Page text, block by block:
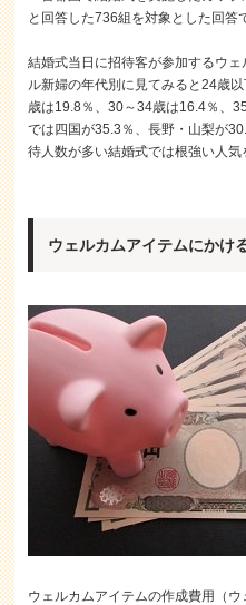
と回答した736組を対象とした回答
結婚式当日に招待客が参加するウ
ル新婦の年代別に見てみると24歳
歳は19.8％、30～34歳は16.4％、
では四国が35.3％、長野・山梨が
待人数が多い結婚式では根強い人気
ウェルカムアイテムにかけ
ウェルカムアイテムの作成費用（